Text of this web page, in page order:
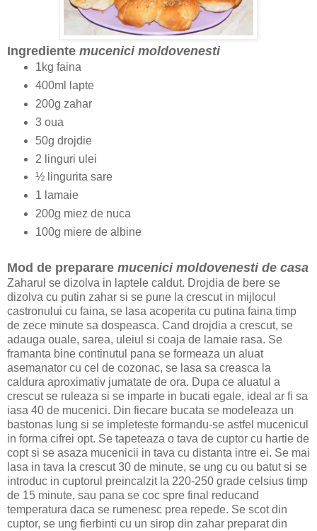
Ingrediente mucenici moldovenesti
1kg faina
400ml lapte
200g zahar
3 oua
50g drojdie
2 linguri ulei
½ lingurita sare
1 lamaie
200g miez de nuca
100g miere de albine
Mod de preparare mucenici moldovenesti de casa
Zaharul se dizolva in laptele caldut. Drojdia de bere se
dizolva cu putin zahar si se pune la crescut in mijlocul
castronului cu faina, se lasa acoperita cu putina faina timp
de zece minute sa dospeasca. Cand drojdia a crescut, se
adauga ouale, sarea, uleiul si coaja de lamaie rasa. Se
framanta bine continutul pana se formeaza un aluat
asemanator cu cel de cozonac, se lasa sa creasca la
caldura aproximativ jumatate de ora. Dupa ce aluatul a
crescut se ruleaza si se imparte in bucati egale, ideal ar fi sa
iasa 40 de mucenici. Din fiecare bucata se modeleaza un
bastonas lung si se impleteste formandu-se astfel mucenicul
in forma cifrei opt. Se tapeteaza o tava de cuptor cu hartie de
coptsi se asaza mucenicii in tava cu distanta intre ei. Se mai
lasa in tava la crescut 30 de minute, se ung cu ou batut si se
introduc in cuptorul preincalzit la 220-250 grade celsius timp
de 15 minute, sau pana se coc spre final reducand
temperatura daca se rumenesc prea repede. Se scot din
cuptor, se ung fierbinti cu un sirop din zahar preparat din